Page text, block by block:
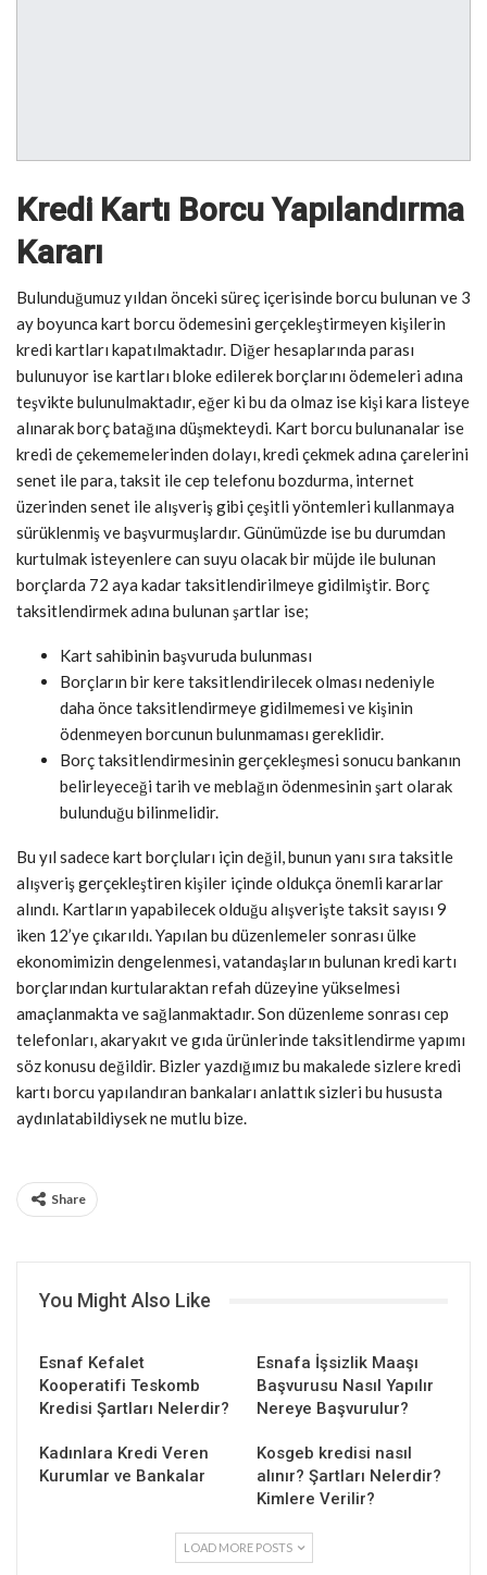
Kredi Kartı Borcu Yapılandırma
Kararı
Bulunduğumuz yıldan önceki süreç içerisinde borcu bulunan ve 3
ay boyunca kart borcu ödemesini gerçekleştirmeyen kişilerin
kredi kartları kapatılmaktadır. Diğer hesaplarında parası
bulunuyor ise kartları bloke edilerek borçlarını ödemeleri adına
teşvikte bulunulmaktadır, eğer ki bu da olmaz ise kişi kara listeye
alınarak borç batağına düşmekteydi. Kart borcu bulunanalar ise
kredi de çekememelerinden dolayı, kredi çekmek adına çarelerini
senet ile para, taksit ile cep telefonu bozdurma, internet
üzerinden senet ile alışveriş gibi çeşitli yöntemleri kullanmaya
sürüklenmiş ve başvurmuşlardır. Günümüzde ise bu durumdan
kurtulmak isteyenlere can suyu olacak bir müjde ile bulunan
borçlarda 72 aya kadar taksitlendirilmeye gidilmiştir. Borç
taksitlendirmek adına bulunan şartlar ise;
Kart sahibinin başvuruda bulunması
Borçların bir kere taksitlendirilecek olması nedeniyle
daha önce taksitlendirmeye gidilmemesi ve kişinin
ödenmeyen borcunun bulunmaması gereklidir.
Borç taksitlendirmesinin gerçekleşmesi sonucu bankanın
belirleyeceği tarih ve meblağın ödenmesinin şart olarak
bulunduğu bilinmelidir.
Bu yıl sadece kart borçluları için değil, bunun yanı sıra taksitle
alışveriş gerçekleştiren kişiler içinde oldukça önemli kararlar
alındı. Kartların yapabilecek olduğu alışverişte taksit sayısı 9
iken 12’ye çıkarıldı. Yapılan bu düzenlemeler sonrası ülke
ekonomimizin dengelenmesi, vatandaşların bulunan kredi kartı
borçlarından kurtularaktan refah düzeyine yükselmesi
amaçlanmakta ve sağlanmaktadır. Son düzenleme sonrası cep
telefonları, akaryakıt ve gıda ürünlerinde taksitlendirme yapımı
söz konusu değildir. Bizler yazdığımız bu makalede sizlere kredi
kartı borcu yapılandıran bankaları anlattık sizleri bu hususta
aydınlatabildiysek ne mutlu bize.
Share
You Might Also Like
Esnaf Kefalet
Kooperatifi Teskomb
Kredisi Şartları Nelerdir?
Esnafa İşsizlik Maaşı
Başvurusu Nasıl Yapılır
Nereye Başvurulur?
Kadınlara Kredi Veren
Kurumlar ve Bankalar
Kosgeb kredisi nasıl
alınır? Şartları Nelerdir?
Kimlere Verilir?
LOAD MORE POSTS